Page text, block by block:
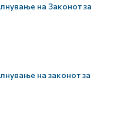
на Законот за
на законот за